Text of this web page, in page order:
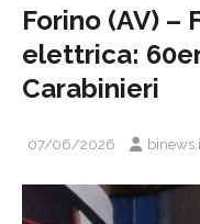
Forino (AV) –
elettrica:
Carabinieri
07/06/2026